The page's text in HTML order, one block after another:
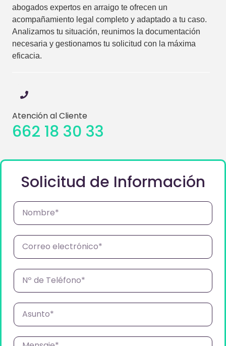
abogados expertos en arraigo te ofrecen un
acompañamiento legal completo y adaptado a tu caso.
Analizamos tu situación, reunimos la documentación
necesaria y gestionamos tu solicitud con la máxima
eficacia.
Atención al Cliente
662 18 30 33
Solicitud de Información